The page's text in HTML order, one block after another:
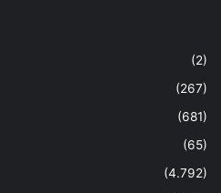
(2)
(267)
(681)
(65)
(4.792)